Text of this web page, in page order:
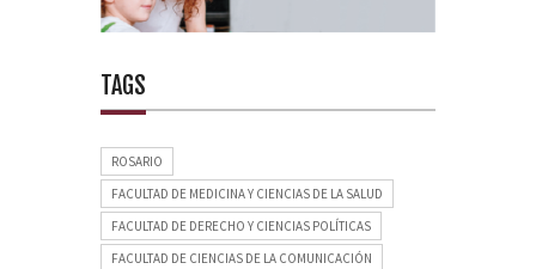
TAGS
ROSARIO
FACULTAD DE MEDICINA Y CIENCIAS DE LA SALUD
FACULTAD DE DERECHO Y CIENCIAS POLÍTICAS
FACULTAD DE CIENCIAS DE LA COMUNICACIÓN